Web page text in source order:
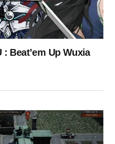
: Beat’em Up Wuxia